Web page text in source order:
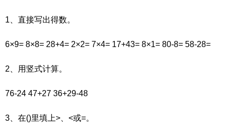
1、直接写出得数。
6×9= 8×8= 28+4= 2×2= 7×4= 17+43= 8×1= 80-8= 58-28=
2、用竖式计算。
76-24 47+27 36+29-48
3、在()里填上>、<或=。